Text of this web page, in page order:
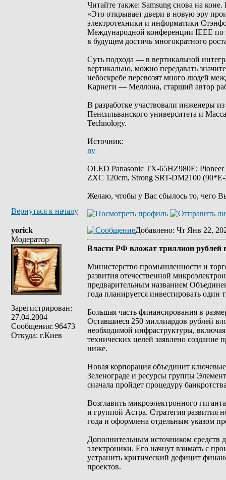
Читайте также: Samsung снова на
«Это открывает двери в новую эру
электротехники и информатики
Международной конференции IEEE
в будущем достичь многократного
Суть подхода — в вертикальной
вертикально, можно передавать
небоскребе перевозят много людей
Карнеги — Меллона, старший автор
В разработке участвовали инженеры
Пенсильванского университета и
Technology.
Источник:
nv
OLED Panasonic TX-65HZ980E;
ZXC 120cm, Strong SRT-DM2100
Желаю, чтобы у Вас сбылось то, чего
Вернуться к началу
yorick
Модератор
Зарегистрирован:
27.04.2004
Сообщения: 96473
Откуда: г.Киев
Добавлено: Чт Янв 22,
Власти РФ вложат триллион рублей
Министерство промышленности и
развития отечественной
предварительным названием
года планируется инвестировать один
Большая часть финансирования в
Оставшиеся 250 миллиардов рублей
необходимой инфраструктуры,
технических целей заявлено
ниже.
Новая корпорация объединит
Зеленограде и ресурсы группы
сначала пройдет процедуру
Возглавить микроэлектронного
и группой Астра. Стратегия развития
года и оформлена отдельным указом
Дополнительным источником средств
электроники. Его начнут взимать с
устранить критический дефицит
проектов.